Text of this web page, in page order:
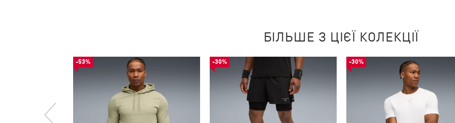
БІЛЬШЕ З ЦІЄЇ КОЛЕКЦІЇ
-53% -30% -30%